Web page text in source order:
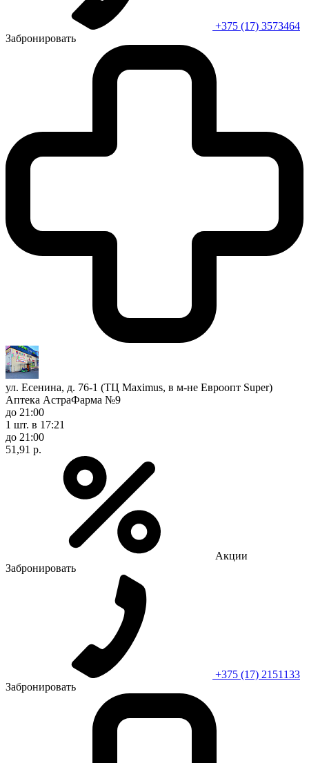
+375 (17) 3573464
Забронировать
ул. Есенина, д. 76-1 (ТЦ Maximus, в м-не Евроопт Super)
Аптека АстраФарма №9
до 21:00
1 шт. в 17:21
до 21:00
51,91 р.
Акции
Забронировать
+375 (17) 2151133
Забронировать